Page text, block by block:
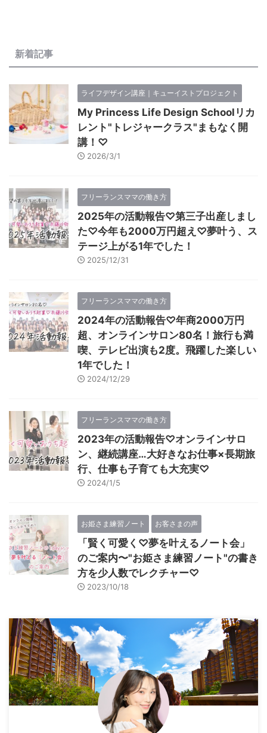
新着記事
ライフデザイン講座｜キューイストプロジェクト
My Princess Life Design Schoolリカ
レント"トレジャークラス"まもなく開
講！♡
2026/3/1
フリーランスママの働き方
2025年の活動報告♡第三子出産しまし
た♡今年も2000万円超え♡夢叶う、ス
テージ上がる1年でした！
2025/12/31
フリーランスママの働き方
2024年の活動報告♡年商2000万円
超、オンラインサロン80名！旅行も満
喫、テレビ出演も2度。飛躍した楽しい
1年でした！
2024/12/29
フリーランスママの働き方
2023年の活動報告♡オンラインサロ
ン、継続講座…大好きなお仕事×長期旅
行、仕事も子育ても大充実♡
2024/1/5
お姫さま練習ノート お客さまの声
「賢く可愛く♡夢を叶えるノート会」
のご案内〜"お姫さま練習ノート"の書き
方を少人数でレクチャー♡
2023/10/18